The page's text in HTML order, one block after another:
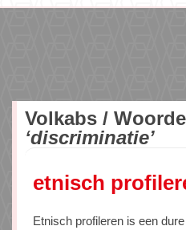
Volkabs /
‘discriminatie’
etnisch
Etnisch profileren is een